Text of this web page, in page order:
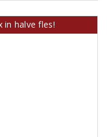
in halve fles!